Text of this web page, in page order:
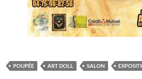
POUPÉE ART DOLL SALON